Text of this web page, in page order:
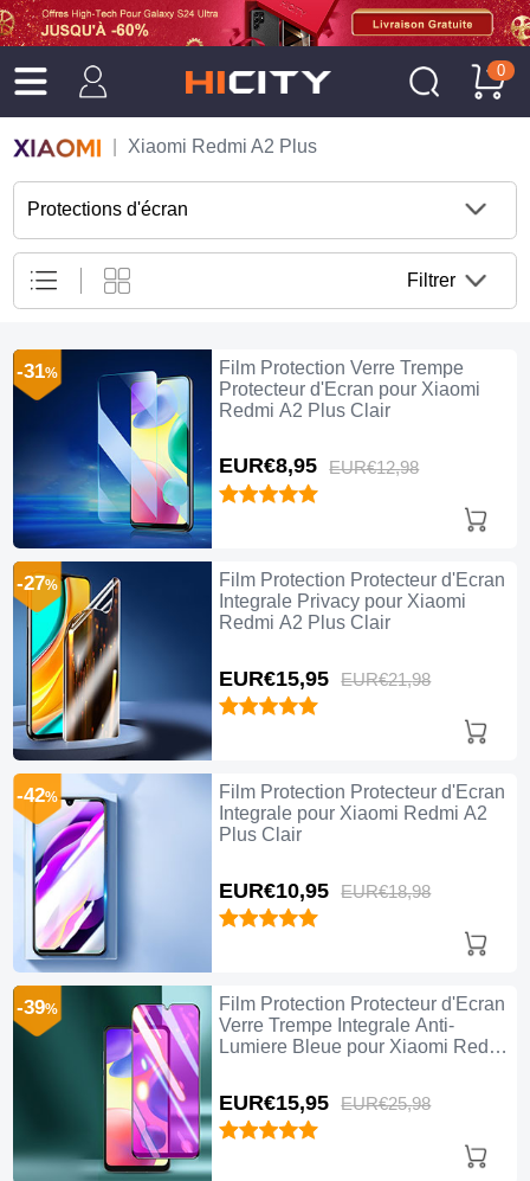
0
Xiaomi Redmi A2 Plus
Protections d'écran
Filtrer
Film Protection Verre Trempe
Protecteur d'Ecran pour Xiaomi
Redmi A2 Plus Clair
EUR€8,95 EUR€12,98
-31%
Film Protection Protecteur d'Ecran
Integrale Privacy pour Xiaomi
Redmi A2 Plus Clair
EUR€15,95 EUR€21,98
-27%
Film Protection Protecteur d'Ecran
Integrale pour Xiaomi Redmi A2
Plus Clair
EUR€10,95 EUR€18,98
-42%
Film Protection Protecteur d'Ecran
Verre Trempe Integrale Anti-
Lumiere Bleue pour Xiaomi Redmi
EUR€15,95 EUR€25,98
-39%